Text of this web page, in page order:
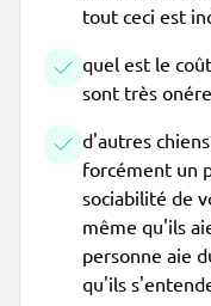
tout ceci est
quel est le
sont très
d'autres
forcément un
sociabilité de
même qu'ils
personne aie
qu'ils